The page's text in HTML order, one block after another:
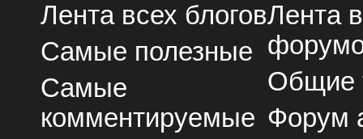
Лента всех блогов
Самые полезные
Самые
комментируемые
Лента
Общие
Форум